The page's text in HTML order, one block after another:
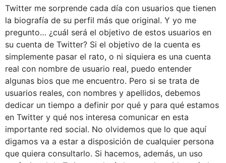
Twitter me sorprende cada día con usuarios que tienen
la biografía de su perfil más que original. Y yo me
pregunto… ¿cuál será el objetivo de estos usuarios en
su cuenta de Twitter? Si el objetivo de la cuenta es
simplemente pasar el rato, o ni siquiera es una cuenta
real con nombre de usuario real, puedo entender
algunas bios que me encuentro. Pero si se trata de
usuarios reales, con nombres y apellidos, debemos
dedicar un tiempo a definir por qué y para qué estamos
en Twitter y qué nos interesa comunicar en esta
importante red social. No olvidemos que lo que aquí
digamos va a estar a disposición de cualquier persona
que quiera consultarlo. Si hacemos, además, un uso